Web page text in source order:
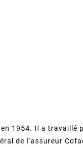
1954. Il a travaillé
de l’assureur
l’actualité : été